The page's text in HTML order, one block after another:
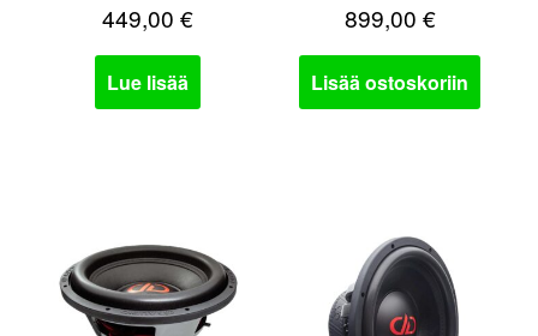
449,00€
Lue lisää
899,00 €
Lisää ostoskoriin